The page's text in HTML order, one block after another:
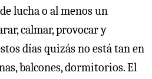
lucha o al menos un
calmar, provocar y
días quizás no está tan en
balcones, dormitorios. El